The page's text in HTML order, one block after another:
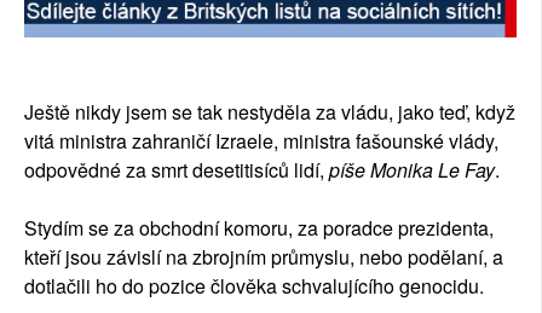
Ještě nikdy jsem se tak nestyděla za vládu, jako teď, když
vitá ministra zahraničí Izraele, ministra fašounské vlády,
odpovědné za smrt desetitisíců lidí, píše Monika Le Fay.
Stydím se za obchodní komoru, za poradce prezidenta,
kteří jsou závislí na zbrojním průmyslu, nebo podělaní, a
dotlačili ho do pozice člověka schvalujícího genocidu.